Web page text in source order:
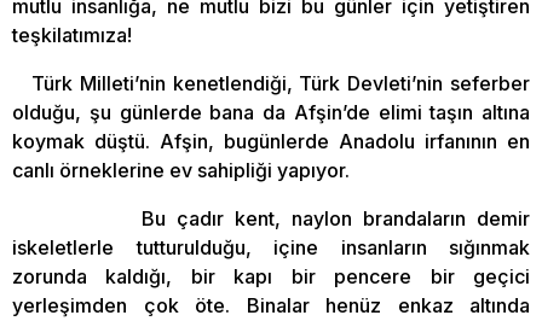
mutlu insanlığa, ne mutlu bizi bu günler için yetiştiren
teşkilatımıza!
Türk Milleti’nin kenetlendiği, Türk Devleti’nin seferber
olduğu, şu günlerde bana da Afşin’de elimi taşın altına
koymak düştü. Afşin, bugünlerde Anadolu irfanının en
canlı örneklerine ev sahipliği yapıyor.
Bu çadır kent, naylon brandaların demir
iskeletlerle tutturulduğu, içine insanların sığınmak
zorunda kaldığı, bir kapı bir pencere bir geçici
yerleşimden çok öte. Binalar henüz enkaz altında